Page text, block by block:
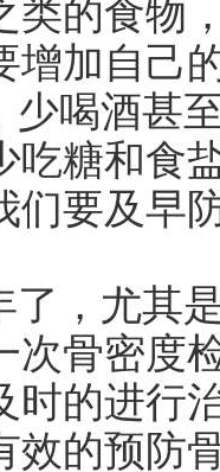
类的食物
增加自己
少喝酒甚
吃糖和食
们要及早
了，尤其
次骨密度
时的进行
效的预防